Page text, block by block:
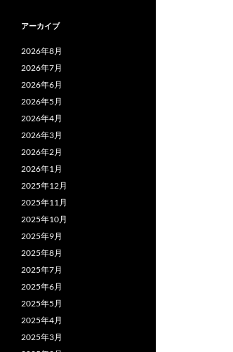
アーカイブ
2026年8月
2026年7月
2026年6月
2026年5月
2026年4月
2026年3月
2026年2月
2026年1月
2025年12月
2025年11月
2025年10月
2025年9月
2025年8月
2025年7月
2025年6月
2025年5月
2025年4月
2025年3月